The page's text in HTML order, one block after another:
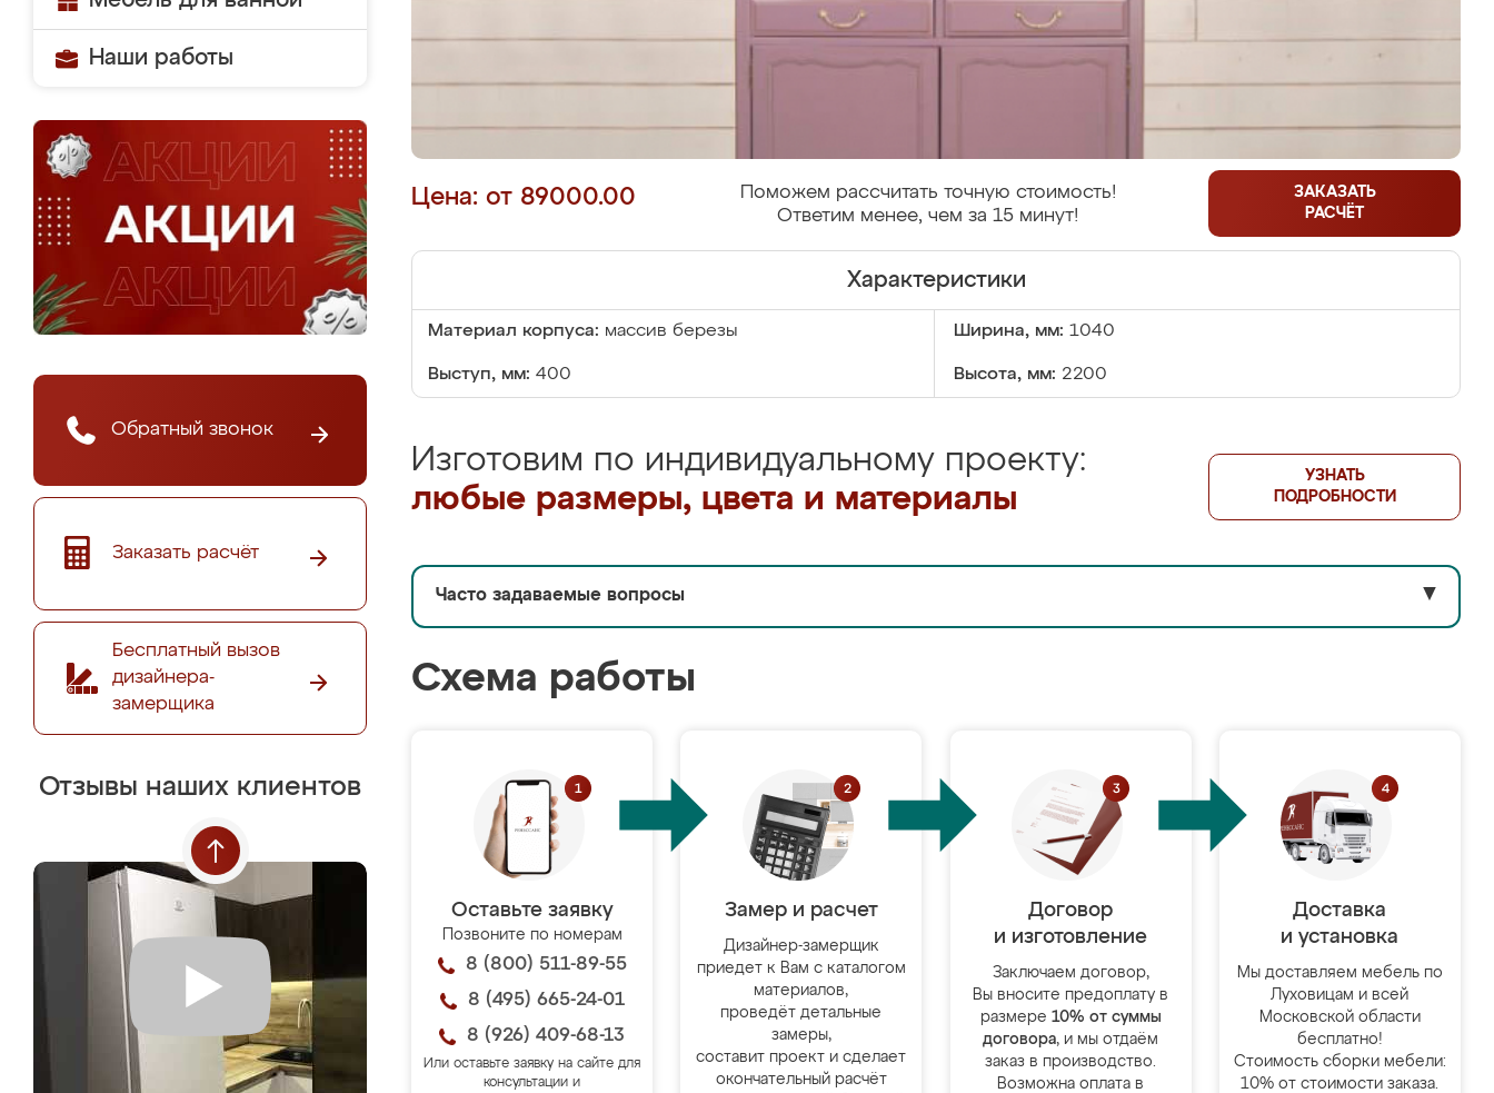
Наши работы
Обратный звонок
Заказать расчёт
Бесплатный вызов
дизайнера-
замерщика
Отзывы наших клиентов
Цена: от 89000.00
Поможем рассчитать точную стоимость!
Ответим менее, чем за 15 минут!
ЗАКАЗАТЬ
РАСЧЁТ
Характеристики
Материал корпуса: массив березы Ширина, мм: 1040
Выступ, мм: 400 Высота, мм: 2200
Изготовим по индивидуальному проекту:
любые размеры, цвета и материалы
УЗНАТЬ
ПОДРОБНОСТИ
Часто задаваемые вопросы ▼
Схема работы
Оставьте заявку
Позвоните по номерам
8 (800) 511-89-55
8 (495) 665-24-01
8 (926) 409-68-13
Или оставьте заявку на сайте для
консультации и
Замер и расчет
Дизайнер-замерщик
приедет к Вам с каталогом
материалов,
проведёт детальные
замеры,
составит проект и сделает
окончательный расчёт
Договор
и изготовление
Заключаем договор,
Вы вносите предоплату в
размере 10% от суммы
договора, и мы отдаём
заказ в производство.
Возможна оплата в
Доставка
и установка
Мы доставляем мебель по
Луховицам и всей
Московской области
бесплатно!
Стоимость сборки мебели:
10% от стоимости заказа.